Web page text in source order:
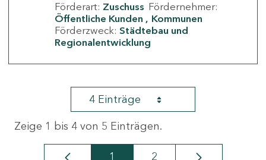
Förderart: Zuschuss Fördernehmer:
Öffentliche Kunden
Kommunen
Förderzweck: Städtebau und
Regionalentwicklung
4 Einträge
Zeige 1 bis 4 von 5 Einträgen.
1 2